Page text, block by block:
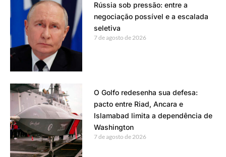
Rússia sob pressão: entre a
negociação possível e a escalada
seletiva
7 de agosto de 2026
O Golfo redesenha sua defesa:
pacto entre Riad, Ancara e
Islamabad limita a dependência de
Washington
7 de agosto de 2026